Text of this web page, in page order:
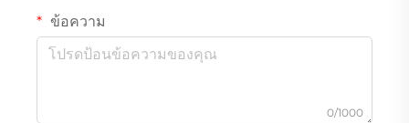
ข้อความ
0/1000